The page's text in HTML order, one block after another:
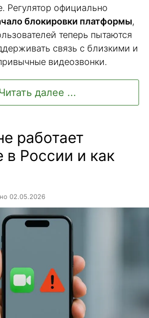
Регулятор официально
блокировки платформы,
теперь пытаются
связь с близкими и
видеозвонки.
Читать далее ...
работает
в России и как
02.05.2026